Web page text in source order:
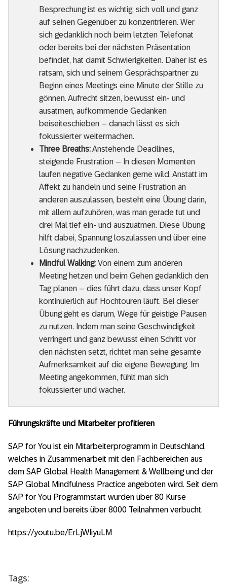
Besprechung ist es wichtig, sich voll und ganz
auf seinen Gegenüber zu konzentrieren. Wer
sich gedanklich noch beim letzten Telefonat
oder bereits bei der nächsten Präsentation
befindet, hat damit Schwierigkeiten. Daher ist es
ratsam, sich und seinem Gesprächspartner zu
Beginn eines Meetings eine Minute der Stille zu
gönnen. Aufrecht sitzen, bewusst ein- und
ausatmen, aufkommende Gedanken
beiseiteschieben – danach lässt es sich
fokussierter weitermachen.
Three Breaths:Anstehende Deadlines,
steigende Frustration – In diesen Momenten
laufen negative Gedanken gerne wild. Anstatt im
Affekt zu handeln und seine Frustration an
anderen auszulassen, besteht eine Übung darin,
mit allem aufzuhören, was man gerade tut und
drei Mal tief ein- und auszuatmen. Diese Übung
hilft dabei, Spannung loszulassen und über eine
Lösung nachzudenken.
Mindful Walking: Von einem zum anderen
Meeting hetzen und beim Gehen gedanklich den
Tag planen – dies führt dazu, dass unser Kopf
kontinuierlich auf Hochtouren läuft. Bei dieser
Übung geht es darum, Wege für geistige Pausen
zu nutzen. Indem man seine Geschwindigkeit
verringert und ganz bewusst einen Schritt vor
den nächsten setzt, richtet man seine gesamte
Aufmerksamkeit auf die eigene Bewegung. Im
Meeting angekommen, fühlt man sich
fokussierter und wacher.
Führungskräfte und Mitarbeiter profitieren
SAP for You ist ein Mitarbeiterprogramm in Deutschland,
welches in Zusammenarbeit mit den Fachbereichen aus
dem SAP Global Health Management & Wellbeing und der
SAP Global Mindfulness Practice angeboten wird. Seit dem
SAP for You Programmstart wurden über 80 Kurse
angeboten und bereits über 8000 Teilnahmen verbucht.
https://youtu.be/ErLjWIiyuLM
Tags: